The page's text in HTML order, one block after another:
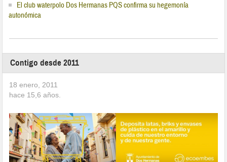
El club waterpolo Dos Hermanas PQS confirma su hegemonía
autonómica
Contigo desde 2011
18 enero, 2011
hace 15,6 años.